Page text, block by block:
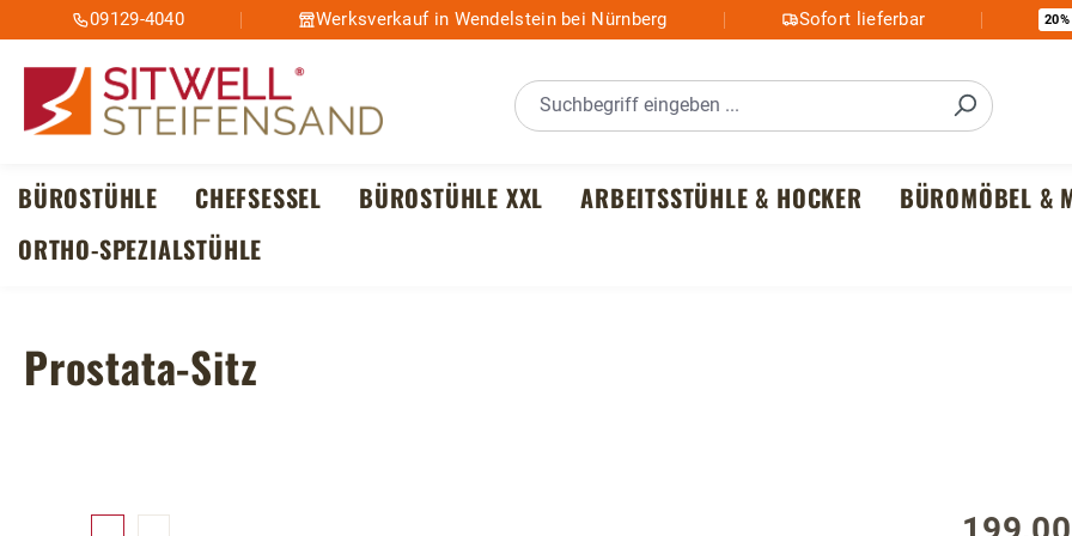
Hauptinhalt springen
Zur Suche springen
Zur Hauptnavigation springen
09129-4040 Werksverkauf in Wendelstein bei Nürnberg Sofort lieferbar 20%
BÜROSTÜHLE CHEFSESSEL BÜROSTÜHLE XXL ARBEITSSTÜHLE & HOCKER BÜROMÖBEL &
ORTHO-SPEZIALSTÜHLE
Prostata-Sitz
Regulärer